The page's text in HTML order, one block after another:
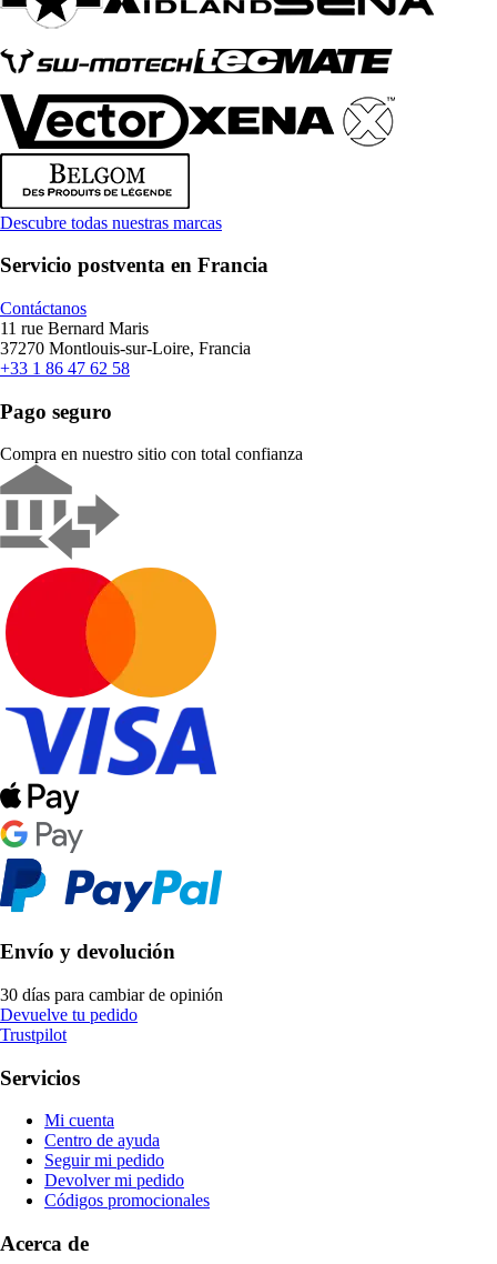
Descubre todas nuestras marcas
Servicio postventa en Francia
Contáctanos
11 rue Bernard Maris
37270 Montlouis-sur-Loire, Francia
+33 1 86 47 62 58
Pago seguro
Compra en nuestro sitio con total confianza
Envío y devolución
30 días para cambiar de opinión
Devuelve tu pedido
Trustpilot
Servicios
Mi cuenta
Centro de ayuda
Seguir mi pedido
Devolver mi pedido
Códigos promocionales
Acerca de